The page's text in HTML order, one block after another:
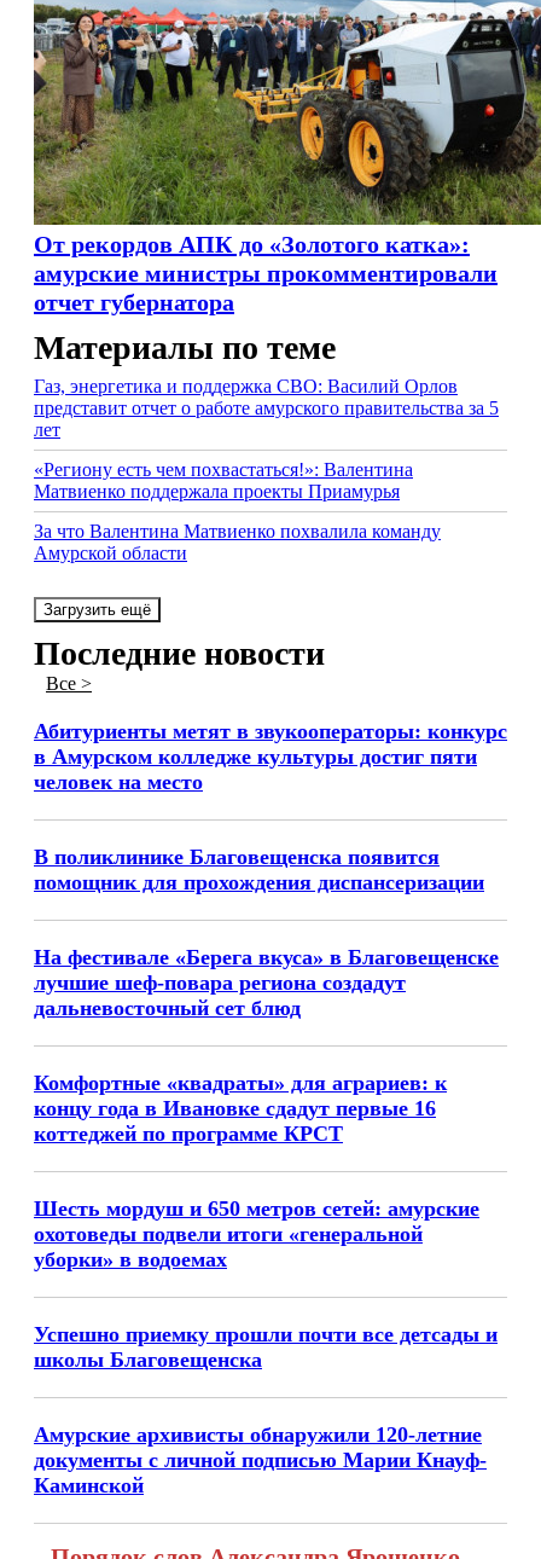
От рекордов АПК до «Золотого катка»:
амурские министры прокомментировали
отчет губернатора
Материалы по теме
Газ, энергетика и поддержка СВО: Василий Орлов
представит отчет о работе амурского правительства за 5
лет
«Региону есть чем похвастаться!»: Валентина
Матвиенко поддержала проекты Приамурья
За что Валентина Матвиенко похвалила команду
Амурской области
Загрузить ещё
Последние новости
Все >
Абитуриенты метят в звукооператоры: конкурс
в Амурском колледже культуры достиг пяти
человек на место
В поликлинике Благовещенска появится
помощник для прохождения диспансеризации
На фестивале «Берега вкуса» в Благовещенске
лучшие шеф-повара региона создадут
дальневосточный сет блюд
Комфортные «квадраты» для аграриев: к
концу года в Ивановке сдадут первые 16
коттеджей по программе КРСТ
Шесть мордуш и 650 метров сетей: амурские
охотоведы подвели итоги «генеральной
уборки» в водоемах
Успешно приемку прошли почти все детсады и
школы Благовещенска
Амурские архивисты обнаружили 120-летние
документы с личной подписью Марии Кнауф-
Каминской